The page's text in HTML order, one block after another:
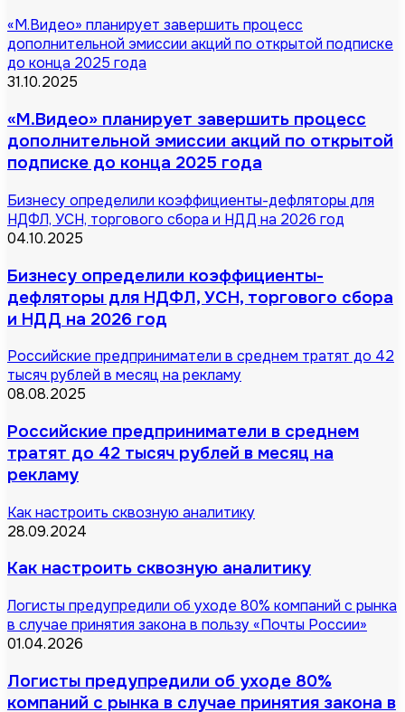
«М.Видео» планирует завершить процесс
дополнительной эмиссии акций по открытой подписке
до конца 2025 года
31.10.2025
«М.Видео» планирует завершить процесс
дополнительной эмиссии акций по открытой
подписке до конца 2025 года
Бизнесу определили коэффициенты-дефляторы для
НДФЛ, УСН, торгового сбора и НДД на 2026 год
04.10.2025
Бизнесу определили коэффициенты-
дефляторы для НДФЛ, УСН, торгового сбора
и НДД на 2026 год
Российские предприниматели в среднем тратят до 42
тысяч рублей в месяц на рекламу
08.08.2025
Российские предприниматели в среднем
тратят до 42 тысяч рублей в месяц на
рекламу
Как настроить сквозную аналитику
28.09.2024
Как настроить сквозную аналитику
Логисты предупредили об уходе 80% компаний с рынка
в случае принятия закона в пользу «Почты России»
01.04.2026
Логисты предупредили об уходе 80%
компаний с рынка в случае принятия закона в